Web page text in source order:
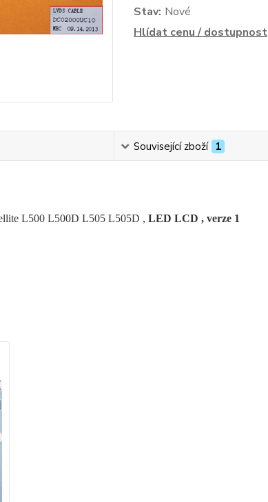
Stav: Nové
Hlídat cenu / dostupnost
Související zboží 1
L500 L500D L505 L505D , LED LCD , verze 1